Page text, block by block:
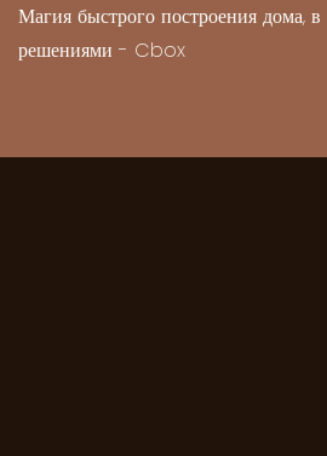
Магия быстрого построения дома,
решениями - Cbox